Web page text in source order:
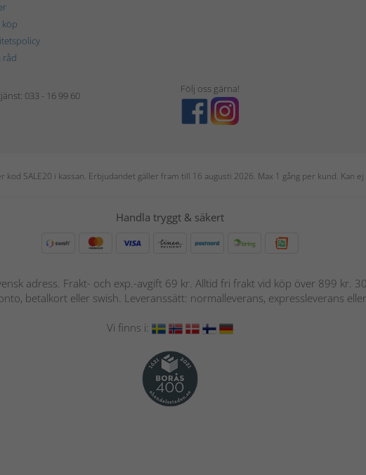
köp
råd
033 - 16 99 60
Följ oss gärna!
kod SALE20 i kassan. Erbjudandet gäller fram till 16 augusti 2026. Max 1 gång per kund. Kan
Handla tryggt & säkert
adress. Frakt- och exp.-avgift 69 kr. Alltid fri frakt vid köp över 899 kr.
betalkort eller swish. Leveranssätt: normalleverans, expressleverans
Vi finns i: